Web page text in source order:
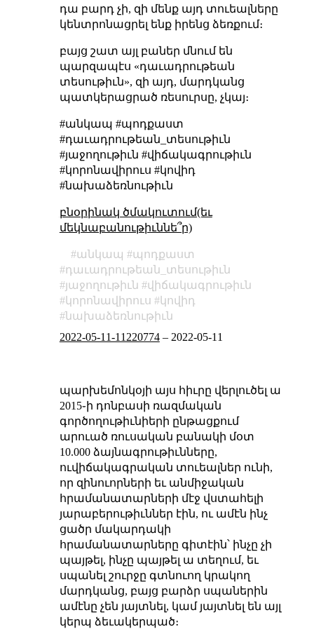
դա բարդ չի, զի մենք այդ տուեալները
կենտրոնացրել ենք իրենց ձեռքում։
բայց շատ այլ բաներ մնում են
պարզապէս «դաւադրութեան
տեսութիւն», զի այդ, մարդկանց
պատկերացրած ռեսուրսը, չկայ։
#անկապ #պոդքաստ
#դաւադրութեան_տեսութիւն
#յաջողութիւն #վիճակագրութիւն
#կորոնավիրուս #կովիդ
#նախաձեռնութիւն
բնօրինակ ծմակուտում(եւ
մեկնաբանութիւննե՞ր)
անկապ
պոդքաստ
դաւադրութեան_տեսութիւն
յաջողութիւն
վիճակագրութիւն
կորոնավիրուս
կովիդ
նախաձեռնութիւն
2022-05-11-11220774– 2022-05-11
պարխեմոնկօյի այս հիւրը վերլուծել ա
2015֊ի դոնբասի ռազմական
գործողութիւնիերի ընթացքում
արուած ռուսական բանակի մօտ
10.000 ձայնագրութիւնները,
ուվիճակագրական տուեալներ ունի,
որ զինուորների եւ անմիջական
հրամանատարների մէջ վստահելի
յարաբերութիւններ էին, ու ամէն ինչ
ցածր մակարդակի
հրամանատարները գիտէին՝ ինչը չի
պայթել, ինչը պայթել ա տեղում, եւ
սպանել շուրջը գտնուող կրակող
մարդկանց, բայց բարձր սպաներին
ամէնը չեն յայտնել, կամ յայտնել են այլ
կերպ ձեւակերպած։